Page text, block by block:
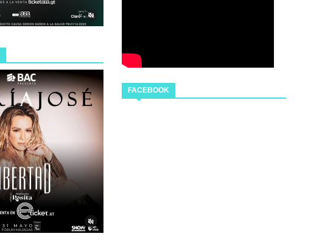
FACEBOOK